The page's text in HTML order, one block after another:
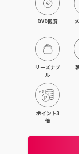
帯
北海
DVD観賞
リーズナブ
ル
ポイント3
倍